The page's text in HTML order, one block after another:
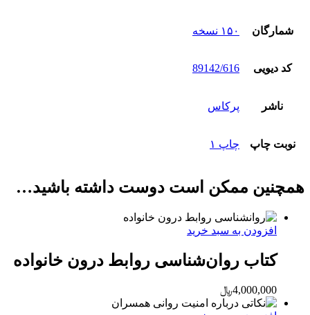
شمارگان ۱۵۰ نسخه
کد دیویی 89142/616
ناشر پرکاس
نوبت چاپ چاپ ۱
همچنین ممکن است دوست داشته باشید…
افزودن به سبد خرید
کتاب روان‌شناسی روابط درون خانواده
4,000,000﷼